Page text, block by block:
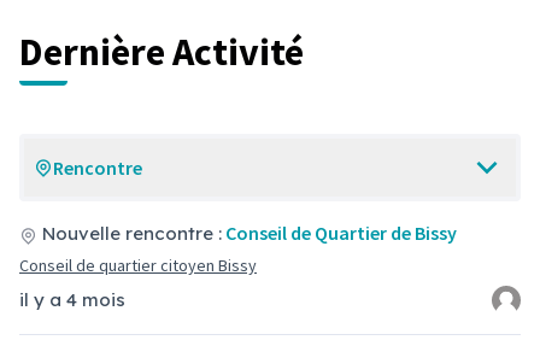
Dernière Activité
Rencontre
il y a 4 mois
Nouvelle rencontre : Conseil de Quartier de Bissy
Conseil de quartier citoyen Bissy